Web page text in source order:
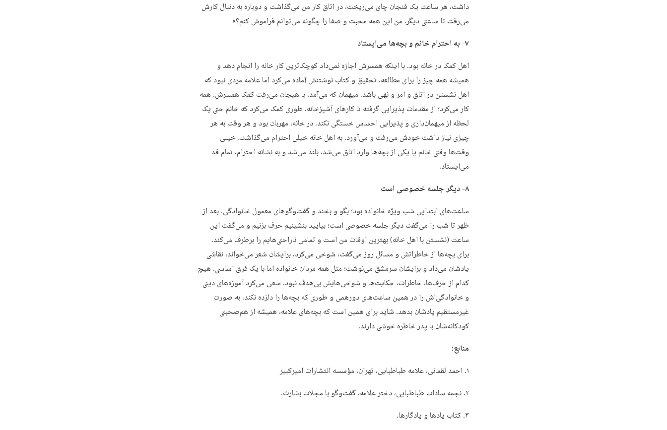
داشت، هر ساعت یک فنجان چای می‌ریخت، در اتاق کار من می‌گذاشت و دوباره به دنبال کارش
می‌رفت تا ساعتی دیگر. من این همه محبت و صفا را چگونه می‌توانم فراموش کنم؟»
۷- به احترام خانم و بچه‌ها می‌ایستاد
اهل کمک در خانه بود. با اینکه همسرش اجازه نمی‌داد کوچک‌ترین کار خانه را انجام دهد و
همیشه همه چیز را برای مطالعه، تحقیق و کتاب نوشتنش آماده می‌کرد اما علامه مردی نبود که
اهل نشستن در اتاق و امر و نهی باشد. میهمان که می‌آمد، با هیجان می‌رفت کمک همسرش. همه
کار می‌کرد؛ از مقدمات پذیرایی گرفته تا کارهای آشپزخانه. طوری کمک می‌کرد که خانم حتی یک
لحظه از میهمان‌داری و پذیرایی احساس خستگی نکند. در خانه، مهربان بود و هر وقت به هر
چیزی نیاز داشت خودش می‌رفت و می‌آورد. به اهل خانه خیلی احترام می‌گذاشت. خیلی
وقت‌ها وقتی خانم یا یکی از بچه‌ها وارد اتاق می‌شد، بلند می‌شد و به نشانه احترام، تمام قد
می‌ایستاد.
۸- دیگر جلسه خصوصی است
ساعت‌های ابتدایی شب ویژه خانواده بود؛ بگو و بخند و گفت‌وگوهای معمول خانوادگی. بعد از
ظهر تا شب را می‌گفت دیگر جلسه خصوصی است؛ بیایید بنشینیم حرف بزنیم و می‌گفت این
ساعت (نشستن با اهل خانه) بهترین اوقات من است و تمامی ناراحتی‌هایم را برطرف می‌کند.
برای بچه‌ها از خاطراتش و مسائل روز می‌گفت، شوخی می‌کرد، برایشان شعر می‌خواند، نقاشی
یادشان می‌داد و برایشان سرمشق می‌نوشت؛ مثل همه مردان خانواده اما با یک فرق اساسی. هیچ
کدام از حرف‌ها، خاطرات، حکایت‌ها و شوخی‌هایش بی‌هدف نبود. سعی می‌کرد آموزه‌های دینی
و خانوادگی‌اش را در همین ساعت‌های دورهمی و طوری که بچه‌ها را دلزده نکند، به صورت
غیرمستقیم یادشان بدهد. شاید برای همین است که بچه‌های علامه، همیشه از هم‌صحبتی
کودکانه‌شان با پدر خاطره خوشی دارند.
منابع:
۱. احمد لقمانی، علامه طباطبایی، تهران، مؤسسه انتشارات امیرکبیر
۲. نجمه سادات طباطبایی، دختر علامه، گفت‌وگو با مجلات بشارت.
۳. کتاب یادها و یادگارها.